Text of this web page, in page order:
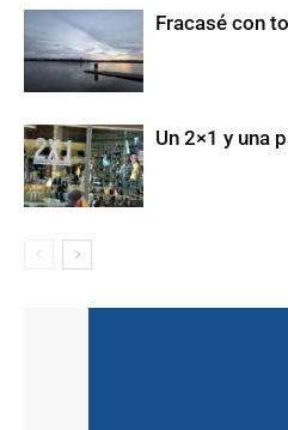
Fracasé con
Un 2×1 y una